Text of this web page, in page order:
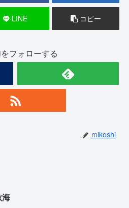
LINE コピー
フォローする
mikoshi
海